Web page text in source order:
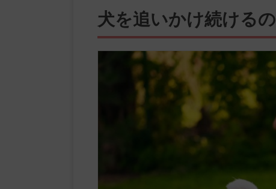
犬を追いかけ続ける